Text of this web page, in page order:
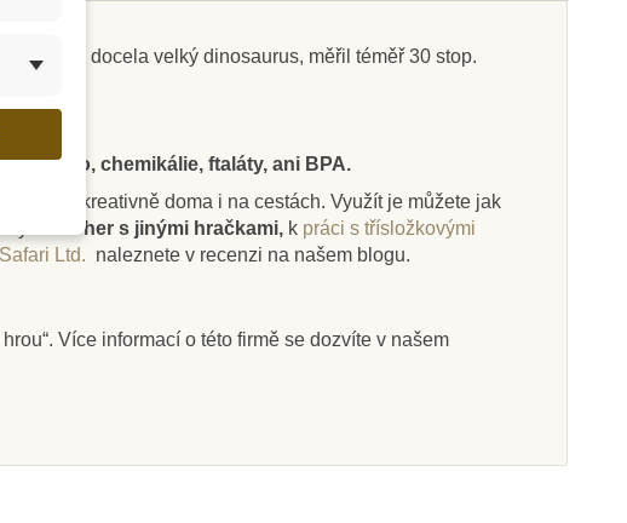
Skladem
Safari Ltd. Figurka -
Skladem
Safari Ltd.
Tento docela velký dinosaurus, měřil téměř 30 stop.
olovo, chemikálie, ftaláty, ani BPA.
hrát si kreativně doma i na cestách. Využít je můžete jak
her s jinými hračkami, k práci s třísložkovými
Ltd. naleznete v recenzi na našem blogu.
Více informací o této firmě se dozvíte v našem